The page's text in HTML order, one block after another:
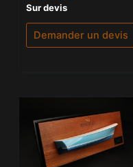
Note
0
sur
Sur devis
Demander un devis